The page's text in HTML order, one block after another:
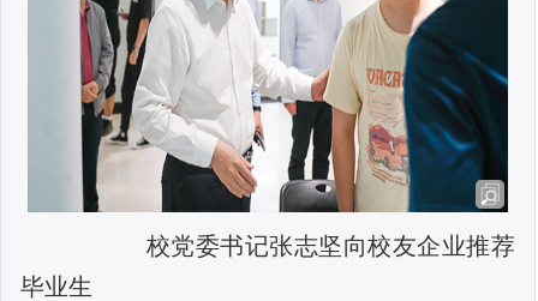
校党委书记张志坚向校友企业推荐
毕业生